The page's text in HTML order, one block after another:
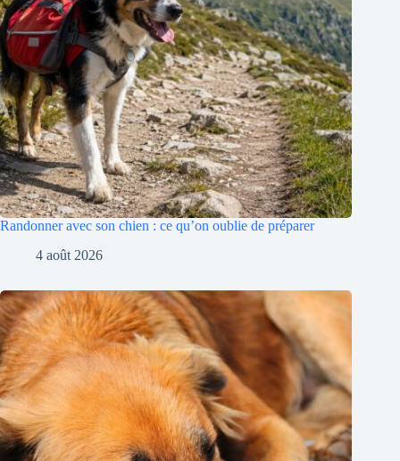
Randonner avec son chien : ce qu’on oublie de préparer
4 août 2026